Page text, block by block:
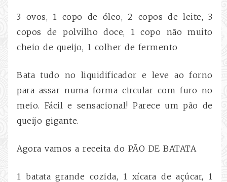
3 ovos, 1 copo de óleo, 2 copos de leite,3
copos de polvilho doce, 1 copo não muito
cheio de queijo, 1 colher de fermento
Bata tudo no liquidificador e leve ao forno
para assar numa forma circular com furo no
meio. Fácil e sensacional! Parece um pão de
queijo gigante.
Agora vamos a receita do PÃO DE BATATA
1 batata grande cozida, 1 xícara de açúcar, 1